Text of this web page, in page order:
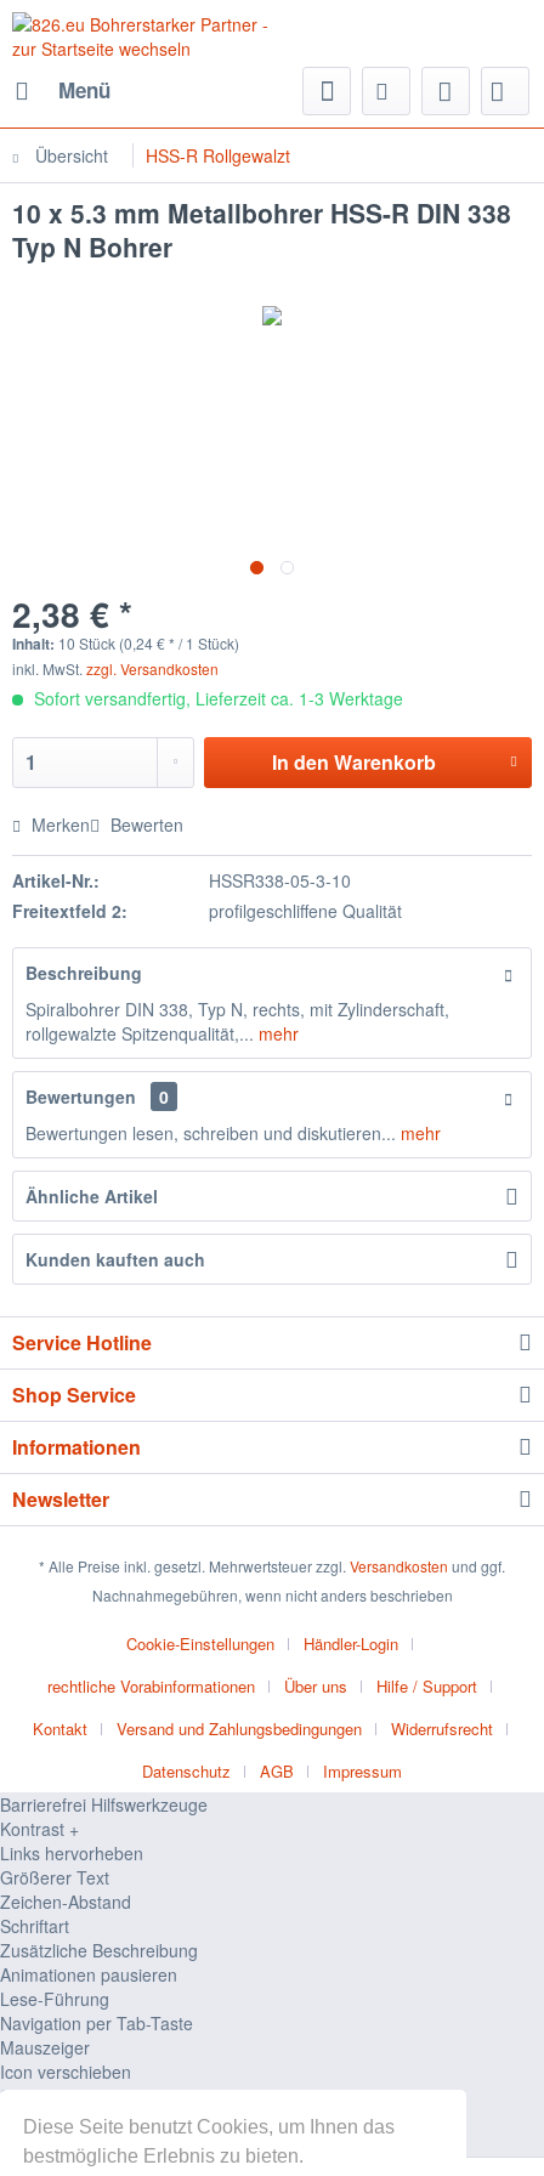
Diese Seite benutzt Cookies, um Ihnen das
bestmögliche Erlebnis zu bieten.
Menü
Übersicht HSS-R Rollgewalzt
10 x 5.3 mm Metallbohrer HSS-R DIN 338
Typ N Bohrer
2,38 € *
Inhalt: 10 Stück (0,24 € * / 1 Stück)
inkl. MwSt. zzgl. Versandkosten
Sofort versandfertig, Lieferzeit ca. 1-3 Werktage
In den Warenkorb
Merken Bewerten
Artikel-Nr.:
HSSR338-05-3-10
Freitextfeld 2:
profilgeschliffene Qualität
Beschreibung
Spiralbohrer DIN 338, Typ N, rechts, mit Zylinderschaft,
rollgewalzte Spitzenqualität,... mehr
Bewertungen
0
Bewertungen lesen, schreiben und diskutieren... mehr
Ähnliche Artikel
Kunden kauften auch
Service Hotline
Shop Service
Informationen
Newsletter
* Alle Preise inkl. gesetzl. Mehrwertsteuer zzgl. Versandkosten und ggf.
Nachnahmegebühren, wenn nicht anders beschrieben
Cookie-Einstellungen
Händler-Login
rechtliche Vorabinformationen
Über uns
Hilfe / Support
Kontakt
Versand und Zahlungsbedingungen
Widerrufsrecht
Datenschutz
AGB Impressum
Barrierefrei Hilfswerkzeuge
Kontrast +
Links hervorheben
Größerer Text
Zeichen-Abstand
Schriftart
Zusätzliche Beschreibung
Animationen pausieren
Lese-Führung
Navigation per Tab-Taste
Mauszeiger
Icon verschieben
Seiten-Struktur
Zurücksetzen
powered by designverign